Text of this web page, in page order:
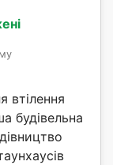
втілення
будівельна